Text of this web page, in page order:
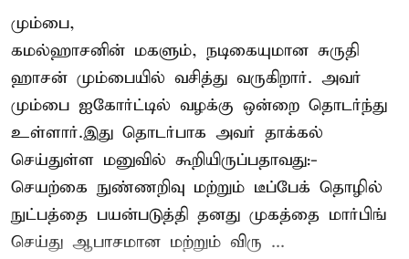
மும்பை,
கமல்ஹாசனின் மகளும், நடிகையுமான சுருதி
ஹாசன் மும்பையில் வசித்து வருகிறார். அவர்
மும்பை ஐகோர்ட்டில் வழக்கு ஒன்றை தொடர்ந்து
உள்ளார்.இது தொடர்பாக அவர் தாக்கல்
செய்துள்ள மனுவில் கூறியிருப்பதாவது:-
செயற்கை நுண்ணறிவு மற்றும் டீப்பேக் தொழில்
நுட்பத்தை பயன்படுத்தி தனது முகத்தை மார்பிங்
செய்து ஆபாசமான மற்றும் விரு ...